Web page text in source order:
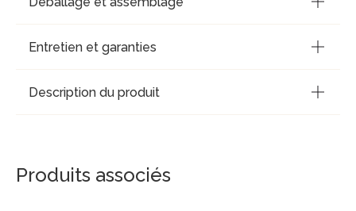
Entretien et garanties
Description du produit
Produits associés